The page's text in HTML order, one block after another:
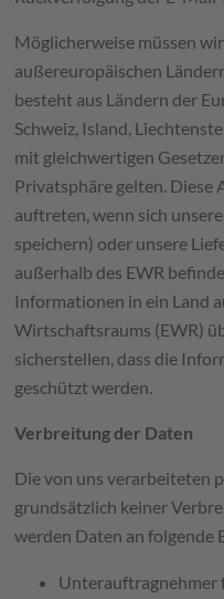
Möglicherweise müssen
außereuropäischen
besteht aus Ländern der
Schweiz, Island,
mit gleichwertigen
Privatsphäre gelten. Diese
auftreten, wenn sich
speichern) oder unsere
außerhalb des EWR
Informationen in ein Land
Wirtschaftsraums (EWR)
sicherstellen, dass die
geschützt werden.
Verbreitung der Daten
Die von uns verarbeiteten
grundsätzlich keiner
werden Daten an folgende
Unterauftragnehmer